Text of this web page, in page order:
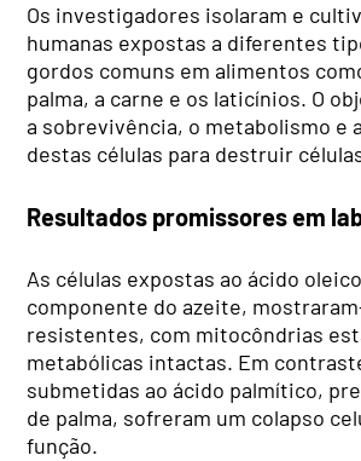
Os investigadores isolaram e
humanas expostas a diferentes
gordos comuns em alimentos
palma, a carne e os laticínios. O
a sobrevivência, o metabolismo e
destas células para destruir
Resultados promissores em
As células expostas ao ácido
componente do azeite,
resistentes, com mitocôndrias
metabólicas intactas. Em
submetidas ao ácido palmítico,
de palma, sofreram um colapso
função.